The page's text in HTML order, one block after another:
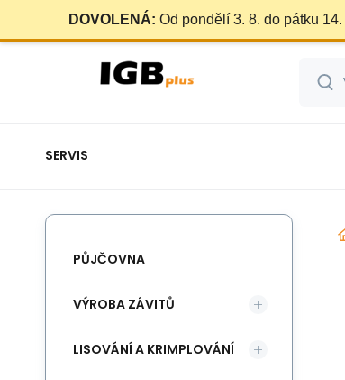
DOVOLENÁ: Od pondělí 3. 8. do pátku
SERVIS
PŮJČOVNA
VÝROBA ZÁVITŮ
LISOVÁNÍ A KRIMPLOVÁNÍ